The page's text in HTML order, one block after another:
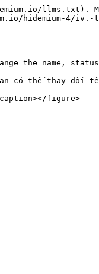
llms.txt).
hidemium-4/iv.-
the name,
figure>